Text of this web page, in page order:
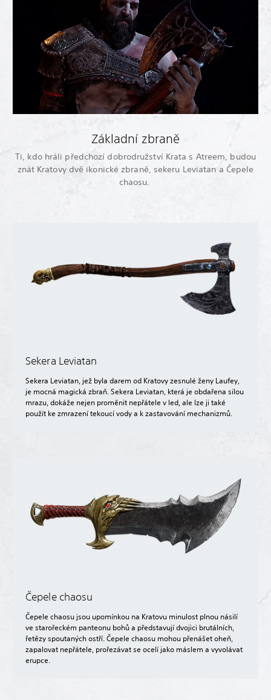
Základní zbraně
Ti, kdo hráli předchozí dobrodružství Krata s Atreem, budou
znát Kratovy dvě ikonické zbraně, sekeru Leviatan a Čepele
chaosu.
Sekera Leviatan
Sekera Leviatan, jež byla darem od Kratovy zesnulé ženy Laufey,
je mocná magická zbraň. Sekera Leviatan, která je obdařena silou
mrazu, dokáže nejen proměnit nepřátele v led, ale lze ji také
použít ke zmrazení tekoucí vody a k zastavování mechanizmů.
Čepele chaosu
Čepele chaosu jsou upomínkou na Kratovu minulost plnou násilí
ve starořeckém panteonu bohů a představují dvojici brutálních,
řetězy spoutaných ostří. Čepele chaosu mohou přenášet oheň,
zapalovat nepřátele, prořezávat se ocelí jako máslem a vyvolávat
erupce.